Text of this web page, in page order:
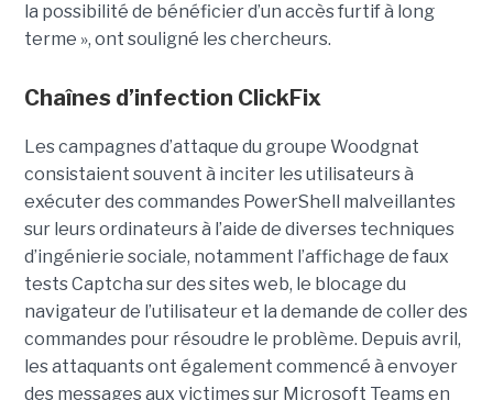
la possibilité de bénéficier d’un accès furtif à long
terme », ont souligné les chercheurs.
Chaînes d’infection ClickFix
Les campagnes d’attaque du groupe Woodgnat
consistaient souvent à inciter les utilisateurs à
exécuter des commandes PowerShell malveillantes
sur leurs ordinateurs à l’aide de diverses techniques
d’ingénierie sociale, notamment l’affichage de faux
tests Captcha sur des sites web, le blocage du
navigateur de l’utilisateur et la demande de coller des
commandes pour résoudre le problème. Depuis avril,
les attaquants ont également commencé à envoyer
des messages aux victimes sur Microsoft Teams en